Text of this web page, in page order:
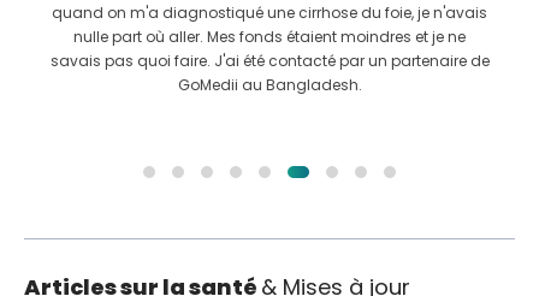
quand on m'a diagnostiqué une cirrhose du foie, je n'avais
nulle part où aller. Mes fonds étaient moindres et je ne
savais pas quoi faire. J'ai été contacté par un partenaire de
GoMedii au Bangladesh.
Articles sur la santé & Mises à jour